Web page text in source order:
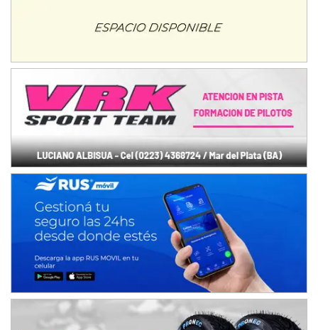
NORESTE SANTAFESINO - F6
José Samuel Sánchez (Tierra)
Rufino (Santa Fe)
Juan Navarro (Asfalto)
El Timbó (Tucumán)